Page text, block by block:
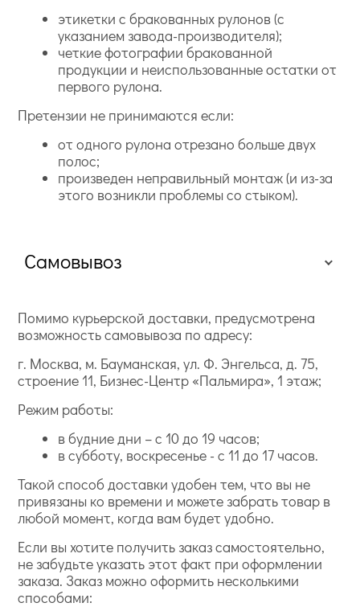
этикетки с бракованных рулонов (с
указанием завода-производителя);
четкие фотографии бракованной
продукции и неиспользованные остатки от
первого рулона.
Претензии не принимаются если:
от одного рулона отрезано больше двух
полос;
произведен неправильный монтаж (и из-за
этого возникли проблемы со стыком).
Самовывоз
Помимо курьерской доставки, предусмотрена
возможность самовывоза по адресу:
г. Москва, м. Бауманская, ул. Ф. Энгельса, д. 75,
строение 11, Бизнес-Центр «Пальмира», 1 этаж;
Режим работы:
в будние дни – с 10 до 19 часов;
в субботу, воскресенье - с 11 до 17 часов.
Такой способ доставки удобен тем, что вы не
привязаны ко времени и можете забрать товар в
любой момент, когда вам будет удобно.
Если вы хотите получить заказ самостоятельно,
не забудьте указать этот факт при оформлении
заказа. Заказ можно оформить несколькими
способами: